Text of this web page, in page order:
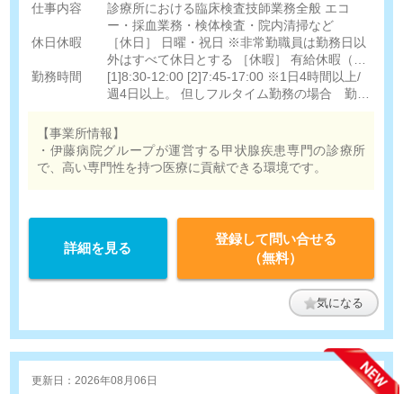
仕事内容
診療所における臨床検査技師業務全般 エコ
ー・採血業務・検体検査・院内清掃など
休日休暇
［休日］ 日曜・祝日 ※非常勤職員は勤務日以
外はすべて休日とする ［休暇］ 有給休暇（法
定通り）
勤務時間
[1]8:30-12:00 [2]7:45-17:00 ※1日4時間以上/
週4日以上。 但しフルタイム勤務の場合 勤務
【事業所情報】
・伊藤病院グループが運営する甲状腺疾患専門の診療所
で、高い専門性を持つ医療に貢献できる環境です。
詳細を見る
登録して問い合せる
（無料）
気になる
更新日：2026年08月06日